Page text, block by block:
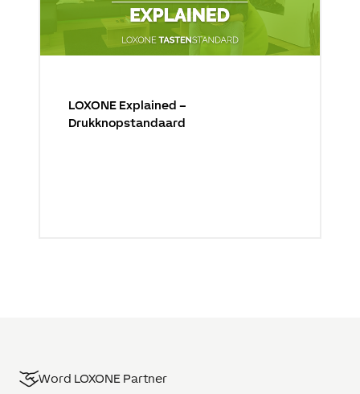
LOXONE Explained –
Drukknopstandaard
Word LOXONE Partner